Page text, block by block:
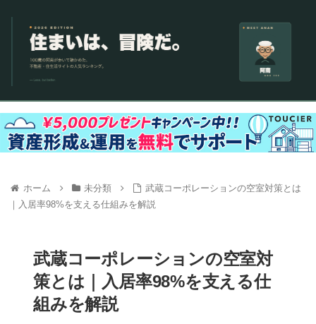
ホーム 未分類
武蔵コーポレーションの空室対策とは
｜入居率98%を支える仕組みを解説
武蔵コーポレーションの空室対
策とは｜入居率98%を支える仕
組みを解説